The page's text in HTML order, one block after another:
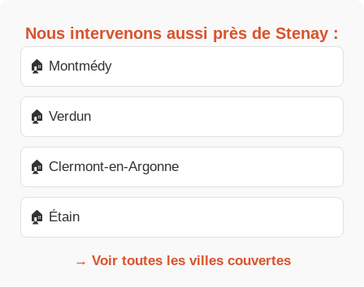
Nous intervenons aussi près de Stenay :
🏠 Montmédy
🏠 Verdun
🏠 Clermont-en-Argonne
🏠 Étain
→ Voir toutes les villes couvertes